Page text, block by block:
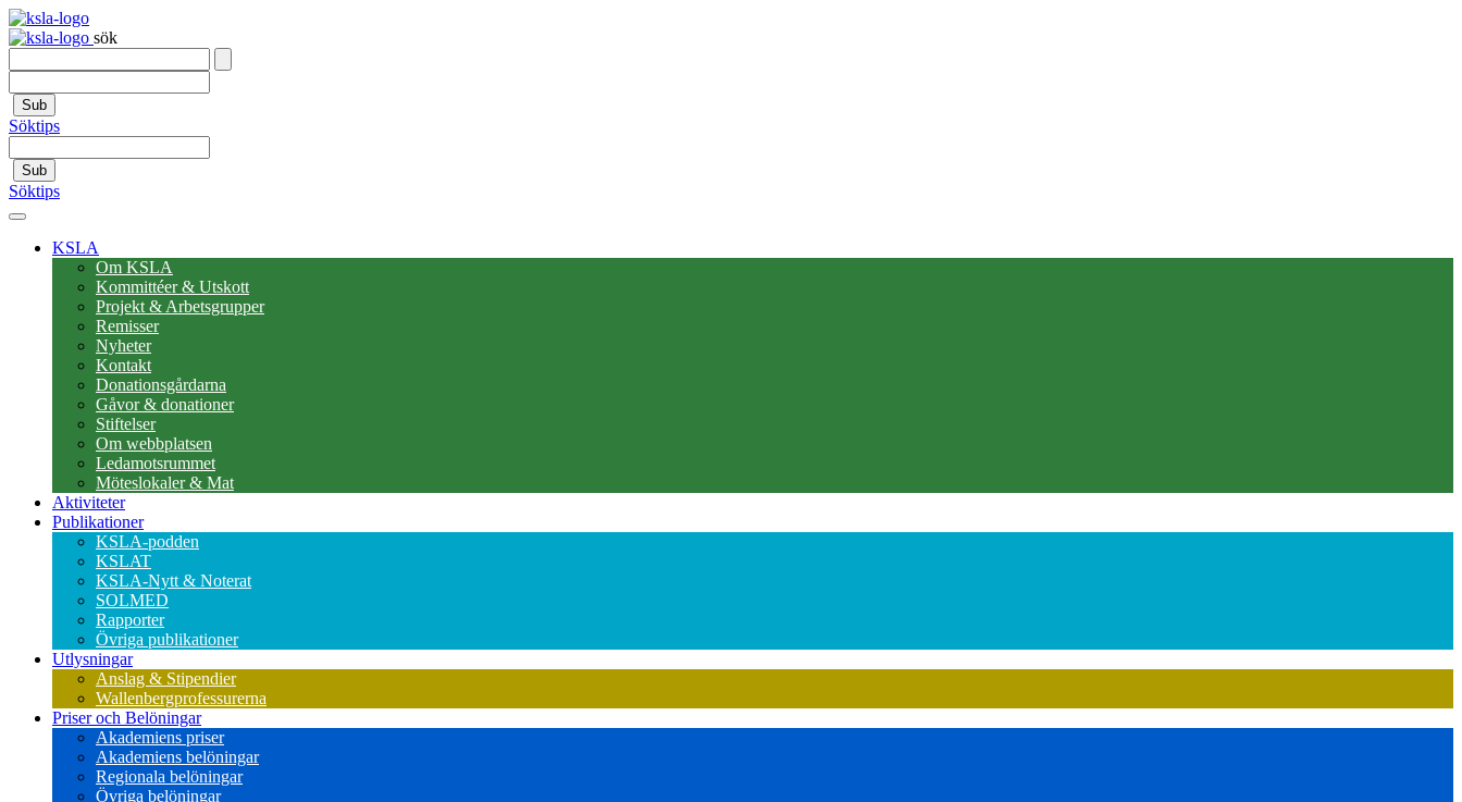
sök
Sub
Söktips
Sub
Söktips
KSLA
Om KSLA
Kommittéer & Utskott
Projekt & Arbetsgrupper
Remisser
Nyheter
Kontakt
Donationsgårdarna
Gåvor & donationer
Stiftelser
Om webbplatsen
Ledamotsrummet
Möteslokaler & Mat
Aktiviteter
Publikationer
KSLA-podden
KSLAT
KSLA-Nytt & Noterat
SOLMED
Rapporter
Övriga publikationer
Utlysningar
Anslag & Stipendier
Wallenbergprofessurerna
Priser och Belöningar
Akademiens priser
Akademiens belöningar
Regionala belöningar
Övriga belöningar